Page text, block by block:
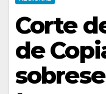
Corte
de